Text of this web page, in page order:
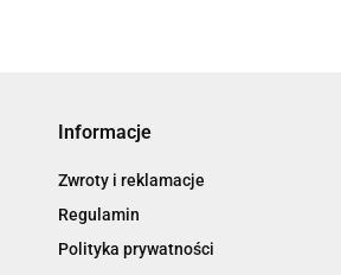
Informacje
Zwroty i reklamacje
Regulamin
Polityka prywatności